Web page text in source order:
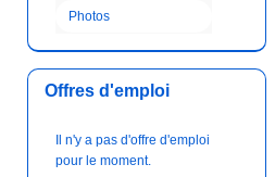
Photos
Offres d'emploi
Il n'y a pas d'offre d'emploi
pour le moment.